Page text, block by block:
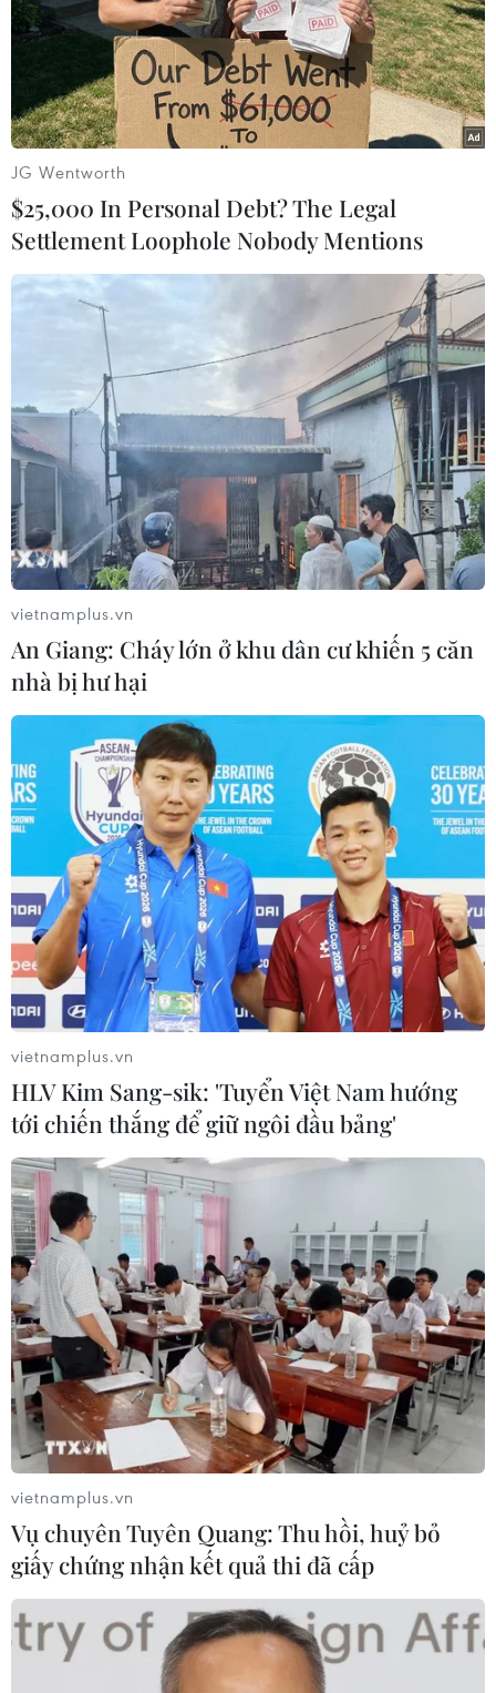
Các địa phương chủ động xử lý linh hoạt
trong phòng, chống COVID-19
19/09/2021 15:25
Tính từ 17 giờ ngày 18/9 đến 17 giờ ngày 19/9, Hệ thống
Quốc gia quản lý ca bệnh COVID-19 ghi nhận 10.040
mắc mới, trong đó 15 ca nhập cảnh; 10.025 ca ghi nhận
trong nước.
JG Wentworth
$25,000 In Personal Debt? The Legal
Settlement Loophole Nobody Mentions
vietnamplus.vn
An Giang: Cháy lớn ở khu dân cư khiến 5 căn
nhà bị hư hại
vietnamplus.vn
HLV Kim Sang-sik: 'Tuyển Việt Nam hướng
tới chiến thắng để giữ ngôi đầu bảng'
vietnamplus.vn
Vụ chuyên Tuyên Quang: Thu hồi, huỷ bỏ
giấy chứng nhận kết quả thi đã cấp